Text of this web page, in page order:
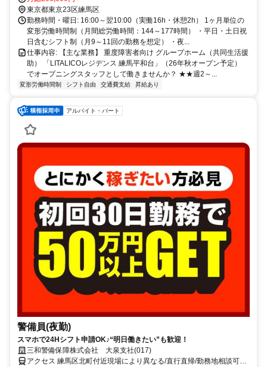
す！ ◎自転車通勤OK！ ＜​こんなエリアからも通勤いただけます♪＞
・東武東上線「東武練馬駅」より自転車で約7分（徒歩20分） ・都営
大江戸線「練馬春日町駅」より自転車で約6分（徒歩20分） ・有楽町
線・副都心線「氷川台駅」より自転車で約8分 ・有楽町線・副都心線
「地下鉄赤塚駅」より自転車で約8分
東京都東京23区練馬区
勤務時間・曜日: 16:00～翌10:00（実働16h・休憩2h） 1ヶ月単位の
変形労働時間制（月間総労働時間：144～177時間） ・平日・土日祝
日含むシフト制（月9～11回の勤務を想定） ・夜...
仕事内容: 【主な業務】 重度障害者向け グループホーム（共同生活援
助） 「LITALICOレジデンス 練馬平和台」（26年秋オープン予定）
でオープニングスタッフとして働きませんか？ ★★週2～...
変形労働時間制 シフト自由 交通費支給 昇給あり
アルバイト・パート
警備員(夜勤)
スマホで24Hシフト申請OK♪“明日働きたい”も歓迎！
三和警備保障株式会社 大泉支社(017)
アクセス 練馬区北町付近現場により異なる/直行直帰/勤務地相談可■